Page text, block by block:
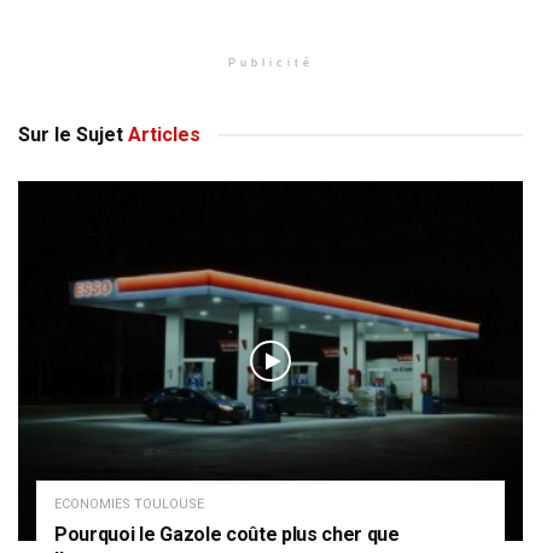
Publicité
Sur le Sujet Articles
ECONOMIES TOULOUSE
Pourquoi le Gazole coûte plus cher que